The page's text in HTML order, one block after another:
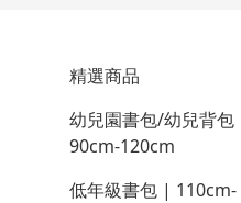
精選商品
幼兒園書包/幼兒背包
90cm-120cm
低年級書包 | 110cm-